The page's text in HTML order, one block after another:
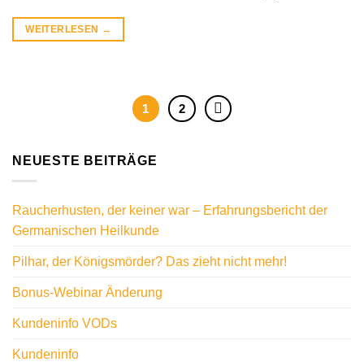
WEITERLESEN →
1 2
NEUESTE BEITRÄGE
Raucherhusten, der keiner war – Erfahrungsbericht der
Germanischen Heilkunde
Pilhar, der Königsmörder? Das zieht nicht mehr!
Bonus-Webinar Änderung
Kundeninfo VODs
Kundeninfo